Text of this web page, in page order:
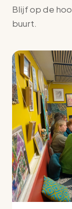
Blijf op de
buurt.